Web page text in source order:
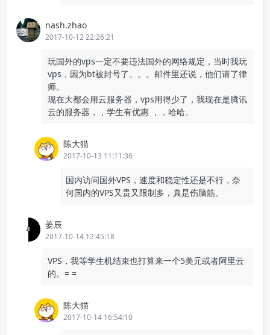
nash.zhao
2017-10-12 22:26:21
玩国外的vps一定不要违法国外的网络规定，当时我玩
vps，因为bt被封号了。。。邮件里还说，他们请了律
师。
现在大都会用云服务器，vps用得少了，我现在是腾讯
云的服务器，，学生有优惠 ，，哈哈。
陈大猫
2017-10-13 11:11:36
国内访问国外VPS，速度和稳定性还是不行，奈
何国内的VPS又贵又限制多，真是伤脑筋。
姜辰
2017-10-14 12:45:18
VPS，我等学生机结束也打算来一个5美元或者阿里云
的。= =
陈大猫
2017-10-14 16:54:10